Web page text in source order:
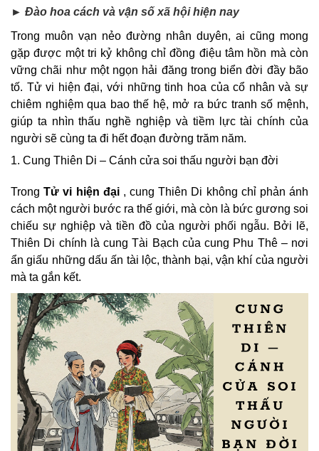
► Đào hoa cách và vận số xã hội hiện nay
Trong muôn vạn nẻo đường nhân duyên, ai cũng mong
gặp được một tri kỷ không chỉ đồng điệu tâm hồn mà còn
vững chãi như một ngọn hải đăng trong biển đời đầy bão
tố. Tử vi hiện đại, với những tinh hoa của cổ nhân và sự
chiêm nghiệm qua bao thế hệ, mở ra bức tranh số mệnh,
giúp ta nhìn thấu nghề nghiệp và tiềm lực tài chính của
người sẽ cùng ta đi hết đoạn đường trăm năm.
1. Cung Thiên Di – Cánh cửa soi thấu người bạn đời
TrongTử vi hiện đại, cung Thiên Di không chỉ phản ánh
cách một người bước ra thế giới, mà còn là bức gương soi
chiếu sự nghiệp và tiền đồ của người phối ngẫu. Bởi lẽ,
Thiên Di chính là cung Tài Bạch của cung Phu Thê – nơi
ẩn giấu những dấu ấn tài lộc, thành bại, vận khí của người
mà ta gắn kết.